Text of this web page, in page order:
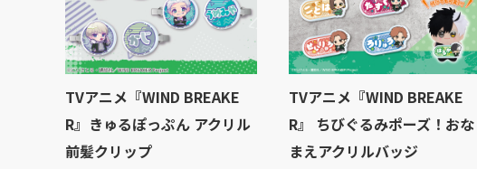
TVアニメ『WIND BREAKE
R』きゅるぽっぷん アクリル
前髪クリップ
TVアニメ『WIND BREAKE
R』 ちびぐるみポーズ！おな
まえアクリルバッジ